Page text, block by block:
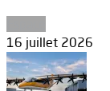
16 juillet 2026